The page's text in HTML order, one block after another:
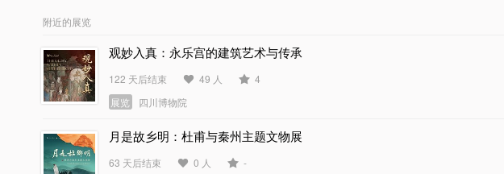
附近的展览
观妙入真：永乐宫的建筑艺术与传承
122 天后结束 49 人
4
展览
四川博物院
月是故乡明：杜甫与秦州主题文物展
63 天后结束 0 人 -